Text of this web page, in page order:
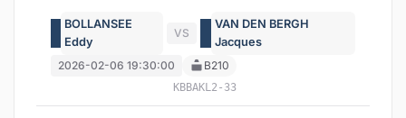
BOLLANSEE
Eddy
VS
VAN DEN BERGH
Jacques
2026-02-06 19:30:00
B210
KBBAKL2-33